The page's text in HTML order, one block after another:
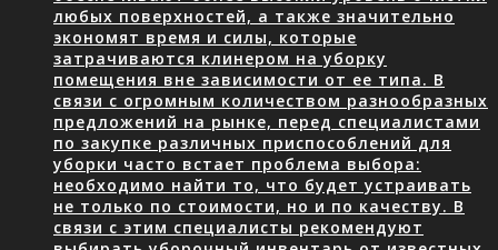
любых поверхностей, а также значительно
экономят время и силы, которые
затрачиваются клинером на уборку
помещения вне зависимости от ее типа. В
связи с огромным количеством разнообразных
предложений на рынке, перед специалистами
по закупке различных приспособлений для
уборки часто встает проблема выбора:
необходимо найти то, что будет устраивать
не только по стоимости, но и по качеству. В
связи с этим специалисты рекомендуют